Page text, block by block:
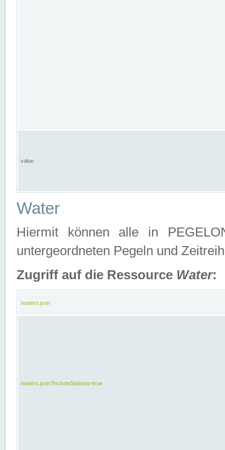
value
Water
Hiermit können alle in
untergeordneten Pegeln und
Zugriff auf die Ressource Water:
/waters.json
/waters.json?includeStations=true